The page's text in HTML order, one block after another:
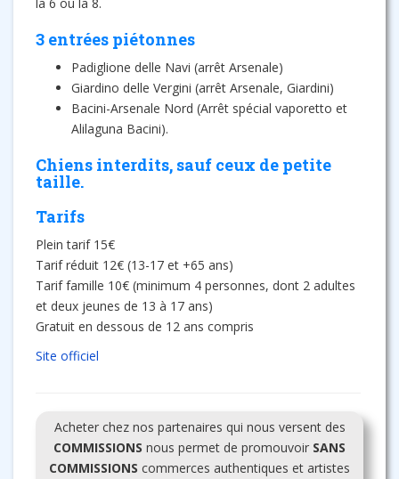
la 6 ou la 8.
3 entrées piétonnes
Padiglione delle Navi (arrêt Arsenale)
Giardino delle Vergini (arrêt Arsenale, Giardini)
Bacini-Arsenale Nord (Arrêt spécial vaporetto et
Alilaguna Bacini).
Chiens interdits, sauf ceux de petite
taille.
Tarifs
Plein tarif 15€
Tarif réduit 12€ (13-17 et +65 ans)
Tarif famille 10€ (minimum 4 personnes, dont 2 adultes
et deux jeunes de 13 à 17 ans)
Gratuit en dessous de 12 ans compris
Site officiel
Acheter chez nos partenaires qui nous versent des
COMMISSIONS nous permet de promouvoir SANS
COMMISSIONS commerces authentiques et artistes